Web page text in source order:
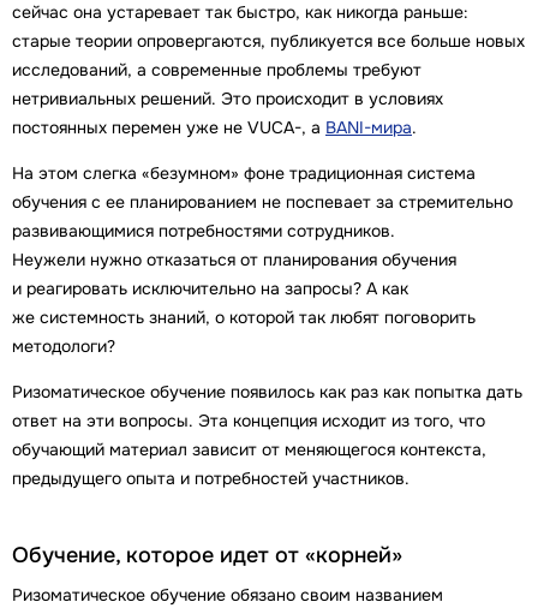
сейчас она устаревает так быстро, как никогда раньше:
старые теории опровергаются, публикуется все больше новых
исследований, а современные проблемы требуют
нетривиальных решений. Это происходит в условиях
постоянных перемен уже не VUCA-, а BANI-мира.
На этом слегка «безумном» фоне традиционная система
обучения с ее планированием не поспевает за стремительно
развивающимися потребностями сотрудников.
Неужели нужно отказаться от планирования обучения
и реагировать исключительно на запросы? А как
же системность знаний, о которой так любят поговорить
методологи?
Ризоматическое обучение появилось как раз как попытка дать
ответ на эти вопросы. Эта концепция исходит из того, что
обучающий материал зависит от меняющегося контекста,
предыдущего опыта и потребностей участников.
Обучение, которое идет от «корней»
Ризоматическое обучение обязано своим названием